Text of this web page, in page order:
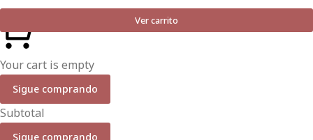
Ver carrito
Your cart is empty
Sigue comprando
Subtotal
Sigue comprando